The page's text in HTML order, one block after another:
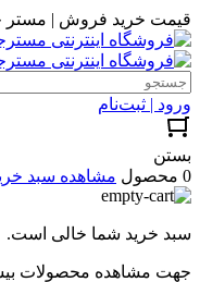
قیمت خرید فروش | مستر
ورود | ثبت‌نام
بستن
0 محصول
مشاهده سبد
سبد خرید شما خالی است.
جهت مشاهده محصولات